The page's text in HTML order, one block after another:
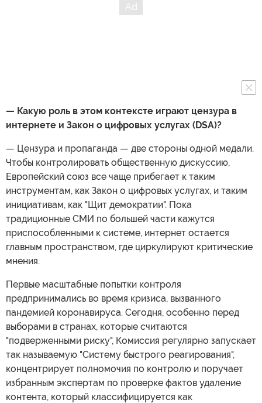
— Какую роль в этом контексте играют цензура в
интернете и Закон о цифровых услугах (DSA)?
— Цензура и пропаганда — две стороны одной медали.
Чтобы контролировать общественную дискуссию,
Европейский союз все чаще прибегает к таким
инструментам, как Закон о цифровых услугах, и таким
инициативам, как "Щит демократии". Пока
традиционные СМИ по большей части кажутся
приспособленными к системе, интернет остается
главным пространством, где циркулируют критические
мнения.
Первые масштабные попытки контроля
предпринимались во время кризиса, вызванного
пандемией коронавируса. Сегодня, особенно перед
выборами в странах, которые считаются
"подверженными риску", Комиссия регулярно запускает
так называемую "Систему быстрого реагирования",
концентрирует полномочия по контролю и поручает
избранным экспертам по проверке фактов удаление
контента, который классифицируется как